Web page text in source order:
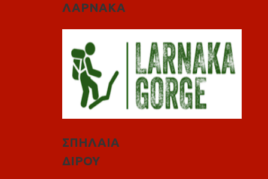
ΛΑΡΝΑΚΑ
ΣΠΗΛΑΙΑ
ΔΙΡΟΥ